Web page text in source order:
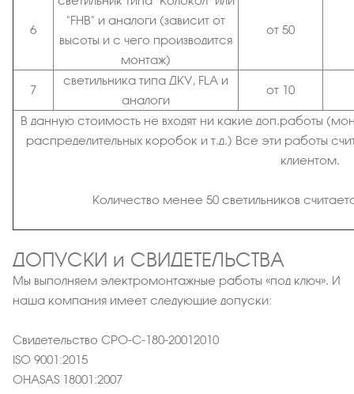
6
"FHB" и аналоги (зависит от
высоты и с чего производится
монтаж)
от 50
7
светильника типа ДКУ, FLA и
аналоги
от 10
В данную стоимость не входят ни какие доп.работы
распределительных коробок и т.д.) Все эти работы
клиентом.
Количество менее 50 светильников
ДОПУСКИ и СВИДЕТЕЛЬСТВА
Мы выполняем электромонтажные работы «под ключ». И
наша компания имеет следующие допуски:
Свидетельство СРО-C-180-20012010
ISO 9001:2015
OHASAS 18001:2007